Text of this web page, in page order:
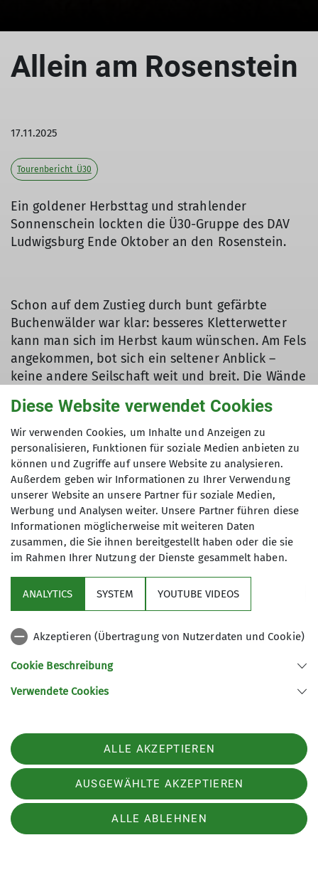
Allein am Rosenstein
17.11.2025
Tourenbericht_Ü30
Ein goldener Herbsttag und strahlender
Sonnenschein lockten die Ü30-Gruppe des DAV
Ludwigsburg Ende Oktober an den Rosenstein.
Schon auf dem Zustieg durch bunt gefärbte
Buchenwälder war klar: besseres Kletterwetter
kann man sich im Herbst kaum wünschen. Am Fels
angekommen, bot sich ein seltener Anblick –
keine andere Seilschaft weit und breit. Die Wände
Ruhe erkundet, die Sonne genossen und die
Kletterschuhe auch mal ausgezogen werden,
ohne auf die nächste Tour zu achten.
Diese Website verwendet Cookies
Wir verwenden Cookies, um Inhalte und Anzeigen zu
personalisieren, Funktionen für soziale Medien anbieten zu
können und Zugriffe auf unsere Website zu analysieren.
Außerdem geben wir Informationen zu Ihrer Verwendung
unserer Website an unsere Partner für soziale Medien,
Werbung und Analysen weiter. Unsere Partner führen diese
Informationen möglicherweise mit weiteren Daten
zusammen, die Sie ihnen bereitgestellt haben oder die sie
im Rahmen Ihrer Nutzung der Dienste gesammelt haben.
ANALYTICS SYSTEM YOUTUBE VIDEOS
Akzeptieren (Übertragung von Nutzerdaten und Cookie)
Cookie Beschreibung
Verwendete Cookies
ALLE AKZEPTIEREN
AUSGEWÄHLTE AKZEPTIEREN
ALLE ABLEHNEN